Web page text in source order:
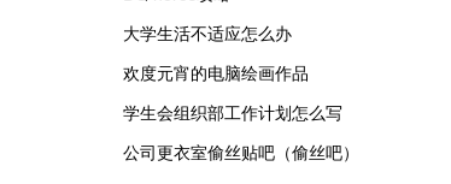
大学生活不适应怎么办
欢度元宵的电脑绘画作品
学生会组织部工作计划怎么写
公司更衣室偷丝贴吧（偷丝吧）